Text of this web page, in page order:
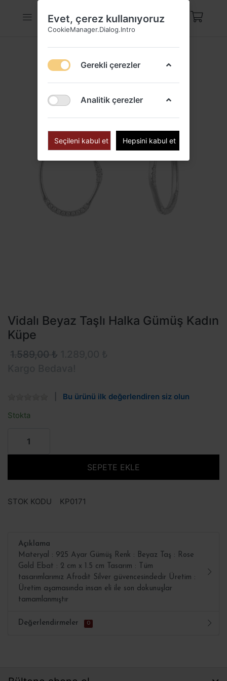
Vidalı Beyaz Taşlı Halka Gümüş Kadın
Küpe
1.589,00 ₺
Bu ürünü ilk değerlendiren siz olun
Stokta
SEPETE EKLE
STOK KODU KP0171
Açıklama
Materyal : 925 Ayar Gümüş Renk : Beyaz Taş : Rose
Gold Ebat : 2 cm x 1.5 cm Tasarım : Tüm
tasarımlarımız Afrodit Silver güvencesindedir Üretim :
Üretim aşamasında insan eli ile son dokunuşlar
tamamlanmıştır
Değerlendirmeler 0
Evet, çerez kullanıyoruz
CookieManager.Dialog.Intro
Gerekli çerezler
Analitik çerezler
Seçileni kabul et Hepsini kabul et